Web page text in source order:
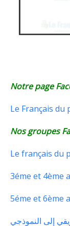
Notre page
Le Français du
Nos groupes
Le français du
3éme et 4ème
5éme et 6ème
إلى النموذجي